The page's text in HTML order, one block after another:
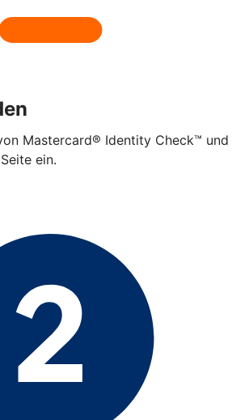
Mastercard® Identity Check™ und
ein.